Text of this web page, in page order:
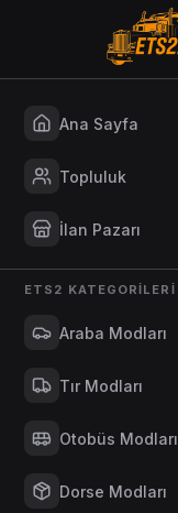
Ana Sayfa
Topluluk
İlan Pazarı
ETS2 KATEGORILERI
Araba Modları
Tır Modları
Otobüs Modları
Dorse Modları